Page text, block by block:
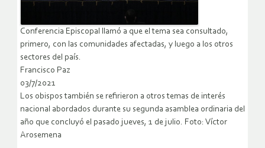
Conferencia Episcopal llamó a que el tema sea consultado,
primero, con las comunidades afectadas, y luego a los otros
sectores del país.
Francisco Paz
03/7/2021
Los obispos también se refirieron a otros temas de interés
nacional abordados durante su segunda asamblea ordinaria del
año que concluyó el pasado jueves, 1 de julio. Foto: Víctor
Arosemena